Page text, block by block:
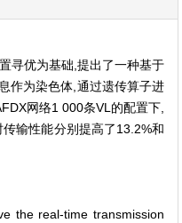
寻优为基础,提出了一种基于
作为染色体,通过遗传算子进
网络1 000条VL的配置下,
输性能分别提高了13.2%和
the real-time transmission